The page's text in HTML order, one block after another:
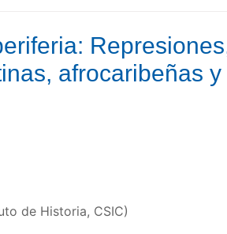
afrocaribeñas
de Historia, CSIC)